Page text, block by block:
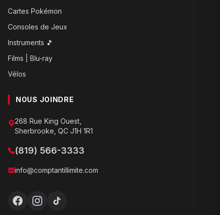
Cartes Pokémon
Consoles de Jeux
Instruments 🎵
Films | Blu-ray
Vélos
NOUS JOINDRE
268 Rue King Ouest,
Sherbrooke, QC J1H 1R1
(819) 566-3333
info@comptantillimite.com